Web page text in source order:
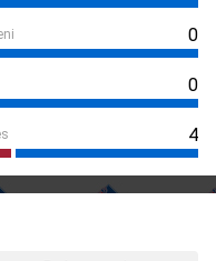
0
0
4